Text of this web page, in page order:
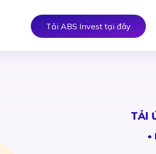
Tải ABS Invest tại đây
TẢI
•